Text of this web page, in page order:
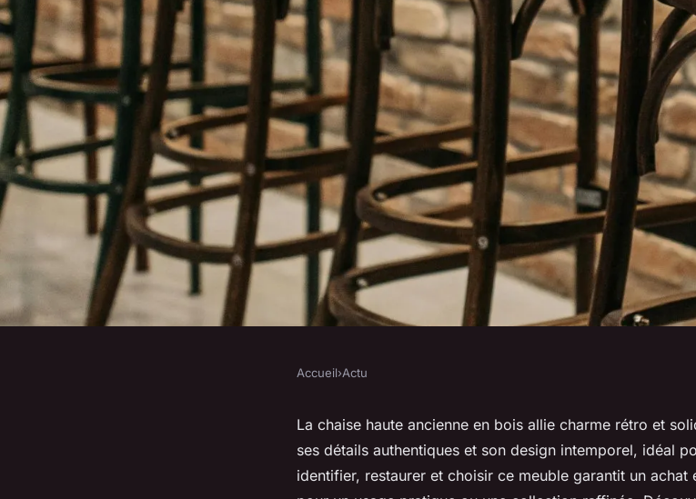
Chaise haute ancienne en bois :
d'achat et décoration
Accueil›Actu
La chaise haute ancienne en bois allie charme rétro et
ses détails authentiques et son design intemporel, idéal
identifier, restaurer et choisir ce meuble garantit un